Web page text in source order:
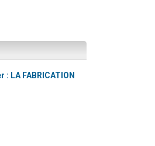
LA FABRICATION